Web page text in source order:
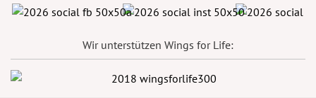
Wir unterstützen Wings for Life: